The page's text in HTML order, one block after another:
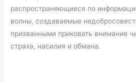
распространяющиеся по
волны, создаваемые
призванными приковать внимание
страха, насилия и обмана.